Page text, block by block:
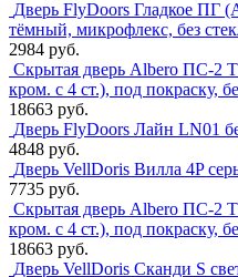
Дверь FlyDoors Гладкое ПГ
тёмный, микрофлекс, без
2984 руб.
Скрытая дверь Albero ПС-2
кром. с 4 ст.), под покраску,
18663 руб.
Дверь FlyDoors Лайн LN01
4848 руб.
Дверь VellDoris Вилла 4P
7735 руб.
Скрытая дверь Albero ПС-2
кром. с 4 ст.), под покраску,
18663 руб.
Дверь VellDoris Сканди S